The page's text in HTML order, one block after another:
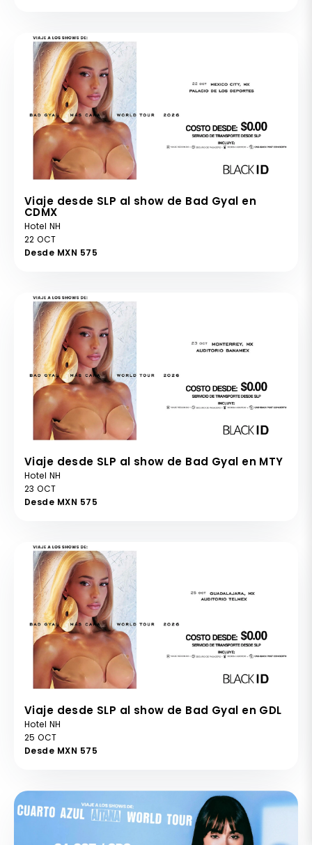
Viaje desde SLP al show de Bad Gyal en
CDMX
Hotel NH
22 OCT
Desde MXN 575
Viaje desde SLP al show de Bad Gyal en MTY
Hotel NH
23 OCT
Desde MXN 575
Viaje desde SLP al show de Bad Gyal en GDL
Hotel NH
25 OCT
Desde MXN 575